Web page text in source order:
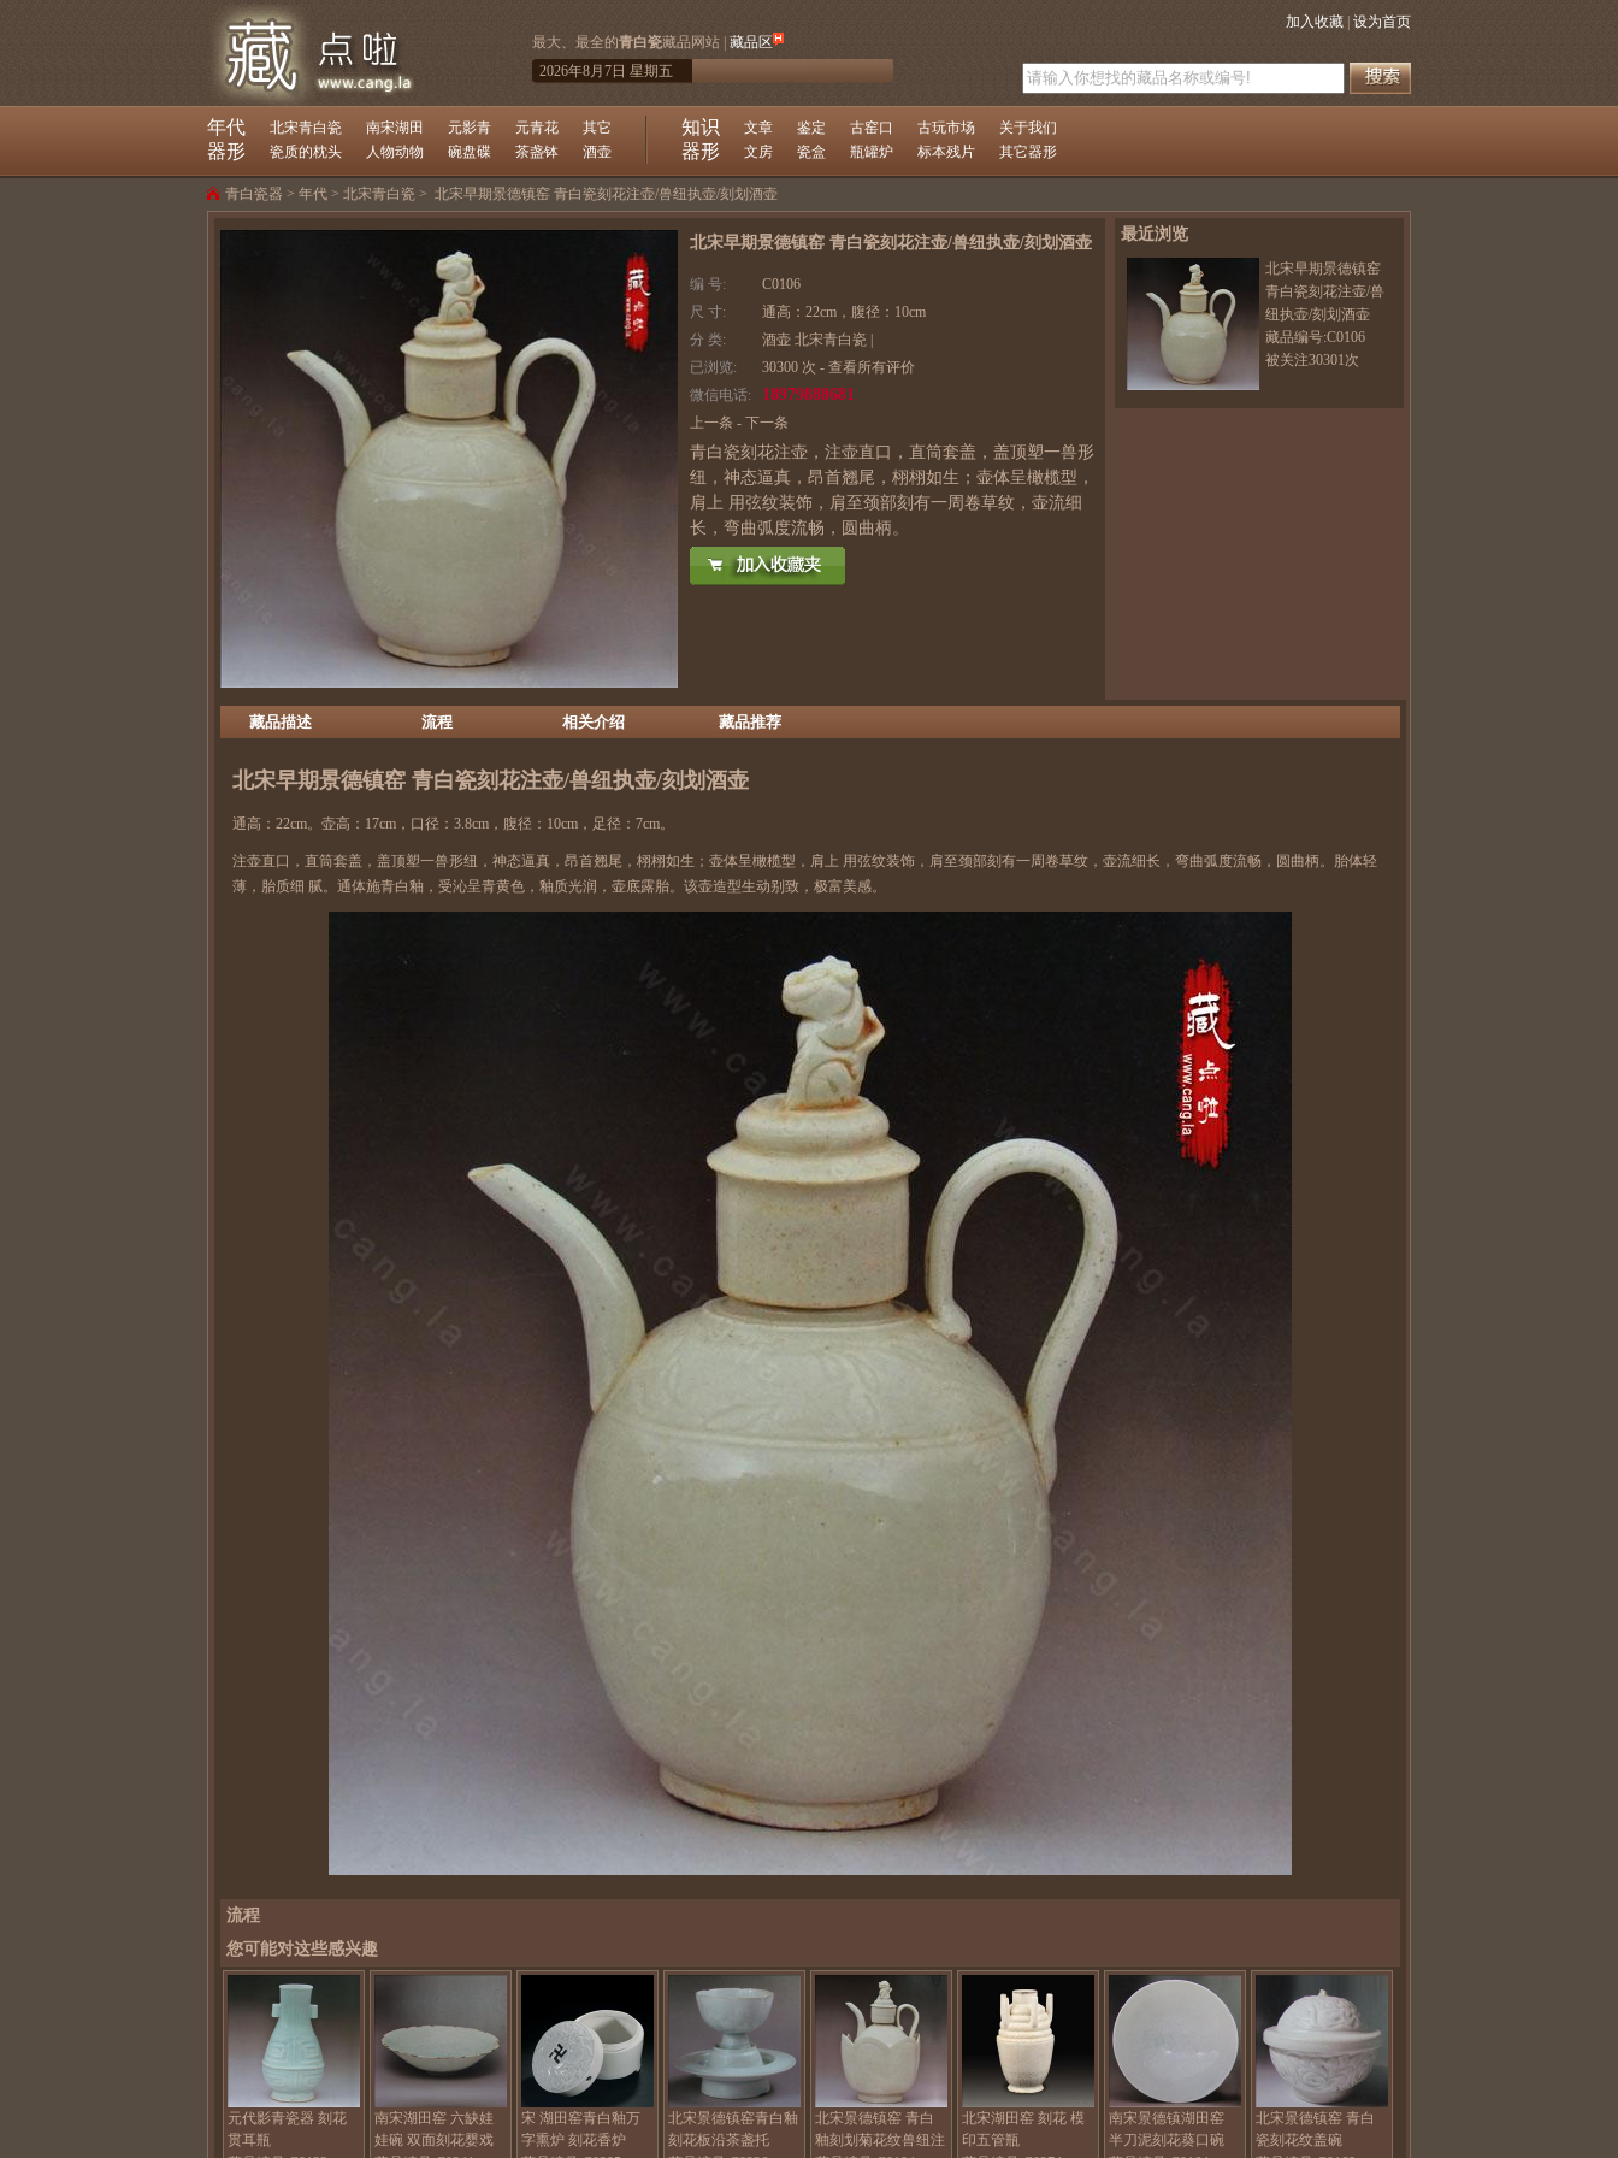
最大、最全的青白瓷藏品网站 | 藏品区
2026年8月7日 星期五
加入收藏 设为首页
年代 北宋青白瓷 南宋湖田 元影青 元青花 其它
器形 瓷质的枕头 人物动物 碗盘碟 茶盏钵 酒壶
知识 文章 鉴定 古窑口 古玩市场 关于我们
器形 文房 瓷盒 瓶罐炉 标本残片 其它器形
青白瓷器 > 年代 > 北宋青白瓷 > 北宋早期景德镇窑 青白瓷刻花注壶/兽纽执壶/刻划酒壶
北宋早期景德镇窑 青白瓷刻花注壶/兽纽执壶/刻划酒壶
编 号:
C0106
尺 寸:
通高：22cm，腹径：10cm
分 类:
酒壶 北宋青白瓷
已浏览:
30300 次 - 查看所有评价
微信电话:
18979888681
上一条 - 下一条
青白瓷刻花注壶，注壶直口，直筒套盖，盖顶塑一兽形
纽，神态逼真，昂首翘尾，栩栩如生；壶体呈橄榄型，
肩上 用弦纹装饰，肩至颈部刻有一周卷草纹，壶流细
长，弯曲弧度流畅，圆曲柄。
最近浏览
北宋早期景德镇窑
青白瓷刻花注壶/兽
纽执壶/刻划酒壶
藏品编号:C0106
被关注30301次
藏品描述 流程 相关介绍 藏品推荐
北宋早期景德镇窑 青白瓷刻花注壶/兽纽执壶/刻划酒壶
通高：22cm。壶高：17cm，口径：3.8cm，腹径：10cm，足径：7cm。
注壶直口，直筒套盖，盖顶塑一兽形纽，神态逼真，昂首翘尾，栩栩如生；壶体呈橄榄型，肩上 用弦纹装饰，肩至颈部刻有一周卷草纹，壶流细长，弯曲弧度流畅，圆曲柄。胎体轻
薄，胎质细 腻。通体施青白釉，受沁呈青黄色，釉质光润，壶底露胎。该壶造型生动别致，极富美感。
流程
您可能对这些感兴趣
元代影青瓷器 刻花
贯耳瓶
南宋湖田窑 六缺娃
娃碗 双面刻花婴戏
宋 湖田窑青白釉万
字熏炉 刻花香炉
北宋景德镇窑青白釉
刻花板沿茶盏托
北宋景德镇窑 青白
釉刻划菊花纹兽纽注
北宋湖田窑 刻花 模
印五管瓶
南宋景德镇湖田窑
半刀泥刻花葵口碗
北宋景德镇窑 青白
瓷刻花纹盖碗